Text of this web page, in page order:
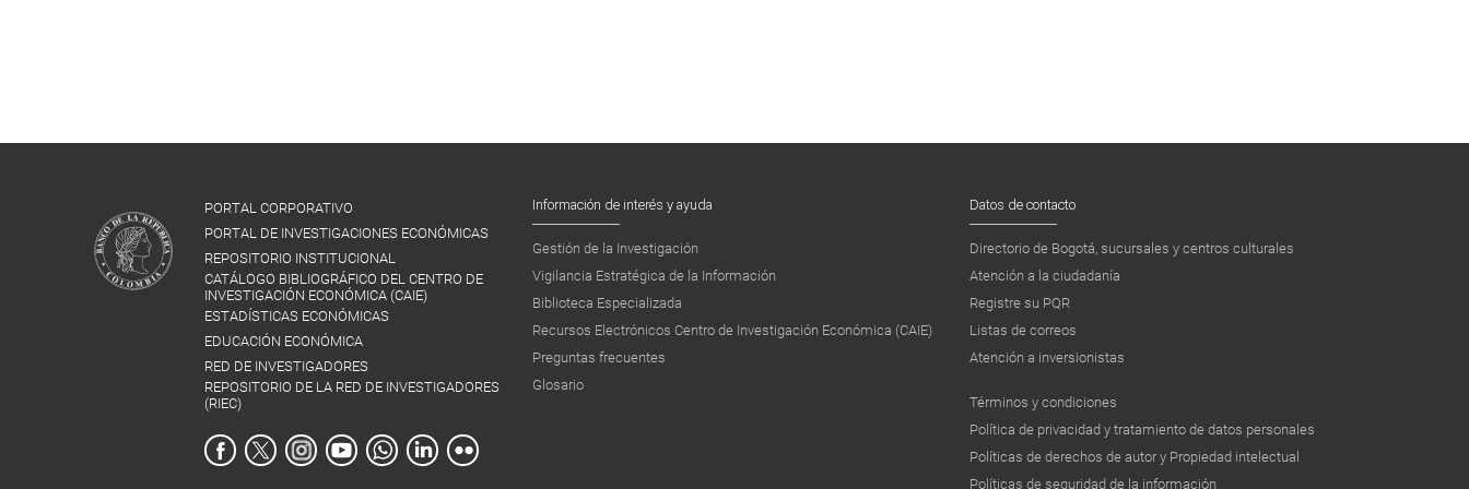
PORTAL CORPORATIVO
PORTAL DE INVESTIGACIONES ECONÓMICAS
REPOSITORIO INSTITUCIONAL
CATÁLOGO BIBLIOGRÁFICO DEL CENTRO DE
INVESTIGACIÓN ECONÓMICA (CAIE)
ESTADÍSTICAS ECONÓMICAS
EDUCACIÓN ECONÓMICA
RED DE INVESTIGADORES
REPOSITORIO DE LA RED DE INVESTIGADORES
(RIEC)
Información de interés y ayuda
Gestión de la Investigación
Vigilancia Estratégica de la Información
Biblioteca Especializada
Recursos Electrónicos Centro de Investigación Económica (CAIE)
Preguntas frecuentes
Glosario
Datos de contacto
Directorio de Bogotá, sucursales y centros culturales
Atención a la ciudadanía
Registre su PQR
Listas de correos
Atención a inversionistas
Términos y condiciones
Política de privacidad y tratamiento de datos personales
Políticas de derechos de autor y Propiedad intelectual
Políticas de seguridad de la información